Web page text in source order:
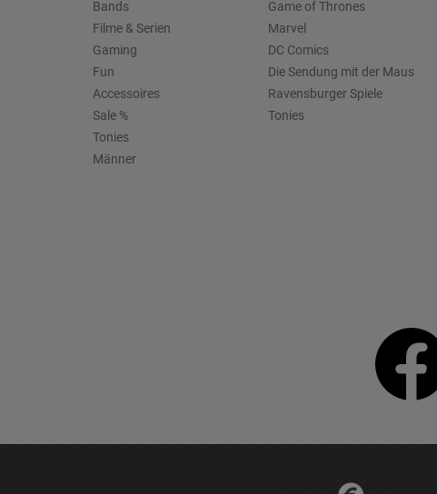
Bands
Filme & Serien
Gaming
Fun
Accessoires
Sale %
Tonies
Männer
Game of Thrones
Marvel
DC Comics
Die Sendung mit der Maus
Ravensburger Spiele
Tonies